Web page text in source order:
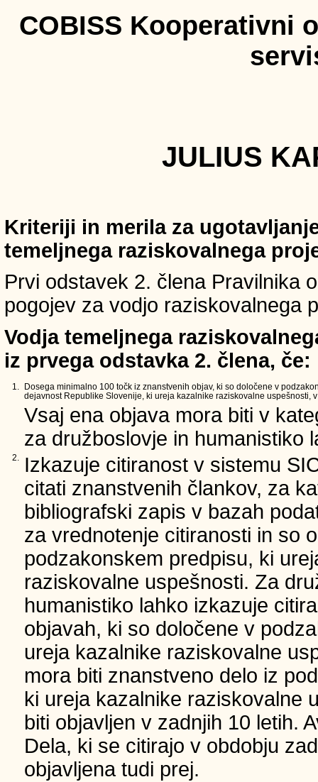
COBISS Kooperativni
JULIUS
Kriteriji in merila za
temeljnega raziskovalnega
Prvi odstavek 2. člena Pravilnika
pogojev za vodjo raziskovalnega
Vodja temeljnega
iz prvega odstavka 2. člena, če:
1.
Dosega minimalno 100 točk iz znanstvenih objav, ki so določene v
dejavnost Republike Slovenije, ki ureja kazalnike raziskovalne uspešnosti,
Vsaj ena objava mora biti v
za družboslovje in humanistiko
2.
Izkazuje citiranost v sistemu
citati znanstvenih člankov, za
bibliografski zapis v bazah
za vrednotenje citiranosti in so
podzakonskem predpisu, ki
raziskovalne uspešnosti. Za
humanistiko lahko izkazuje
objavah, ki so določene v
ureja kazalnike raziskovalne
mora biti znanstveno delo iz
ki ureja kazalnike raziskovalne
biti objavljen v zadnjih 10 letih.
Dela, ki se citirajo v obdobju
objavljena tudi prej.